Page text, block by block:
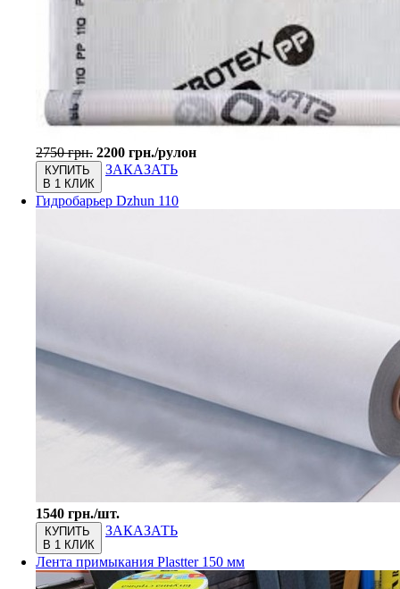
2750 грн. 2200 грн./рулон
КУПИТЬ
В 1 КЛИК
ЗАКАЗАТЬ
Гидробарьер Dzhun 110
1540 грн./шт.
КУПИТЬ
В 1 КЛИК
ЗАКАЗАТЬ
Лента примыкания Plastter 150 мм